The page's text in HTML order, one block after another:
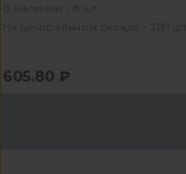
В наличии - 8 шт
На центральном складе - 2131 шт
605.80 ₽